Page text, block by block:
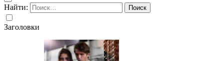
Найти:
Заголовки